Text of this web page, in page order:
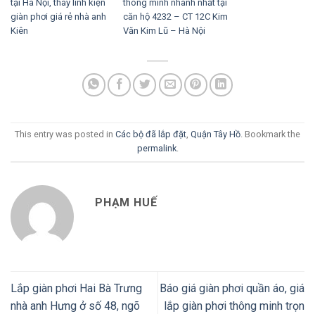
tại Hà Nội, thay linh kiện
giàn phơi giá rẻ nhà anh
Kiên
thông minh nhanh nhất tại
căn hộ 4232 – CT 12C Kim
Văn Kim Lũ – Hà Nội
This entry was posted in Các bộ đã lắp đặt, Quận Tây Hồ. Bookmark the
permalink.
PHẠM HUẾ
Lắp giàn phơi Hai Bà Trưng
nhà anh Hưng ở số 48, ngõ
Báo giá giàn phơi quần áo, giá
lắp giàn phơi thông minh trọn